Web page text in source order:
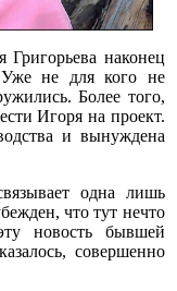
наконец
не для кого не
Более того,
Игоря на проект.
и вынуждена
одна лишь
что тут нечто
новость бывшей
совершенно